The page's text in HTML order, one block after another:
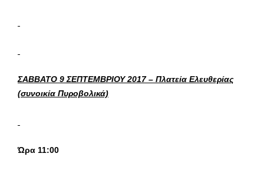
ΣΑΒΒΑΤΟ 9 ΣΕΠΤΕΜΒΡΙΟΥ 2017 – Πλατεία Ελευθερίας
(συνοικία Πυροβολικά)
Ώρα 11:00